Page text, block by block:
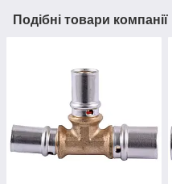
Подібні товари компанії